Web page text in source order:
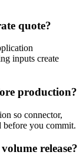
quote?
inputs create
production?
so connector,
you commit.
release?